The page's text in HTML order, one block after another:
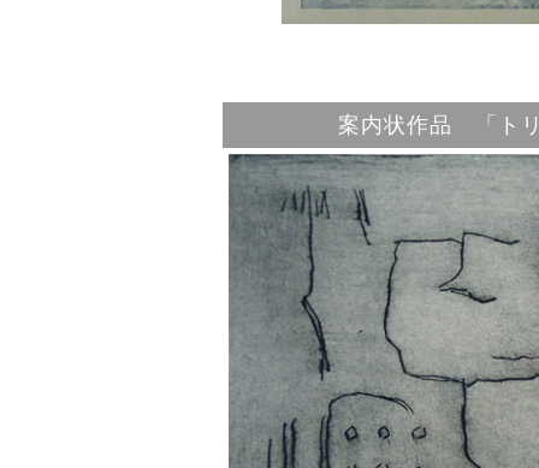
案内状作品 「ト